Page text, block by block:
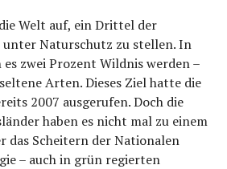
Welt auf, ein Drittel der
unter Naturschutz zu stellen. In
zwei Prozent Wildnis werden –
Arten. Dieses Ziel hatte die
2007 ausgerufen. Doch die
haben es nicht mal zu einem
das Scheitern der Nationalen
– auch in grün regierten